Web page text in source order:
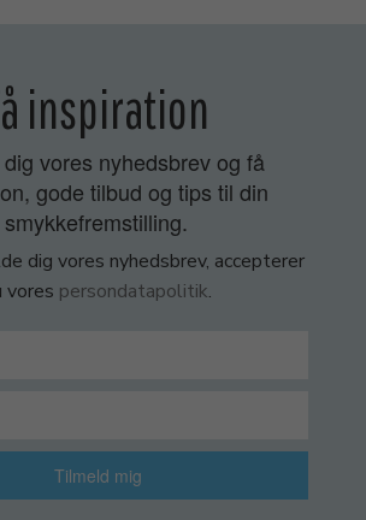
inspiration
vores nyhedsbrev og få
gode tilbud og tips til din
smykkefremstilling.
dig vores nyhedsbrev, accepterer
vores persondatapolitik.
Tilmeld mig